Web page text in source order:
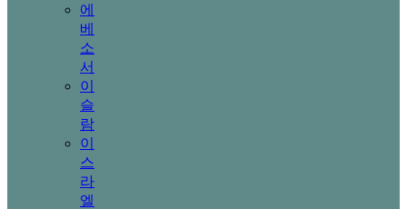
에
베
소
서
이
슬
람
이
스
라
엘